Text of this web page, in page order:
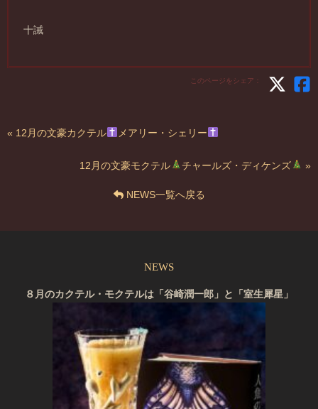
十誡
このページをシェア：
« 12月の文豪カクテル メアリー・シェリー
12月の文豪モクテル チャールズ・ディケンズ »
NEWS一覧へ戻る
NEWS
８月のカクテル・モクテルは「谷崎潤一郎」と「室生犀星」